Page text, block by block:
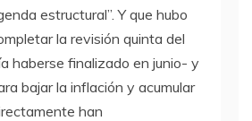
estructural”. Y que hubo
la revisión quinta del
haberse finalizado en junio- y
bajar la inflación y acumular
han